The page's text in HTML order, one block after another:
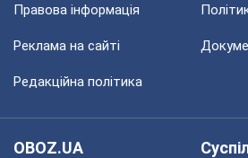
Правова інформація
Реклама на сайті
Редакційна політика
OBOZ.UA